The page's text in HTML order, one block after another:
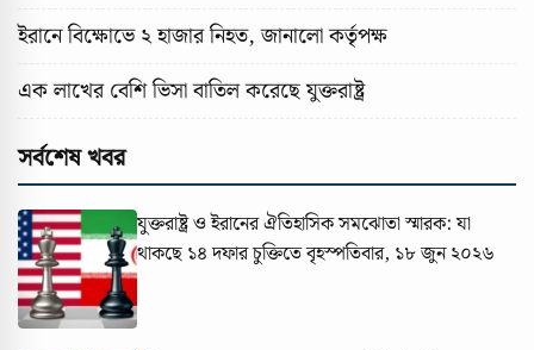
ইরানে বিক্ষোভে ২ হাজার নিহত, জানালো কর্তৃপক্ষ
এক লাখের বেশি ভিসা বাতিল করেছে যুক্তরাষ্ট্র
সর্বশেষ খবর
যুক্তরাষ্ট্র ও ইরানের ঐতিহাসিক সমঝোতা স্মারক: যা
থাকছে ১৪ দফার চুক্তিতেবৃহস্পতিবার, ১৮ জুন ২০২৬